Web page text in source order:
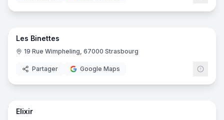
9
Les Binettes
19 Rue Wimpheling, 67000 Strasbourg
Partager Google Maps
8
Elixir